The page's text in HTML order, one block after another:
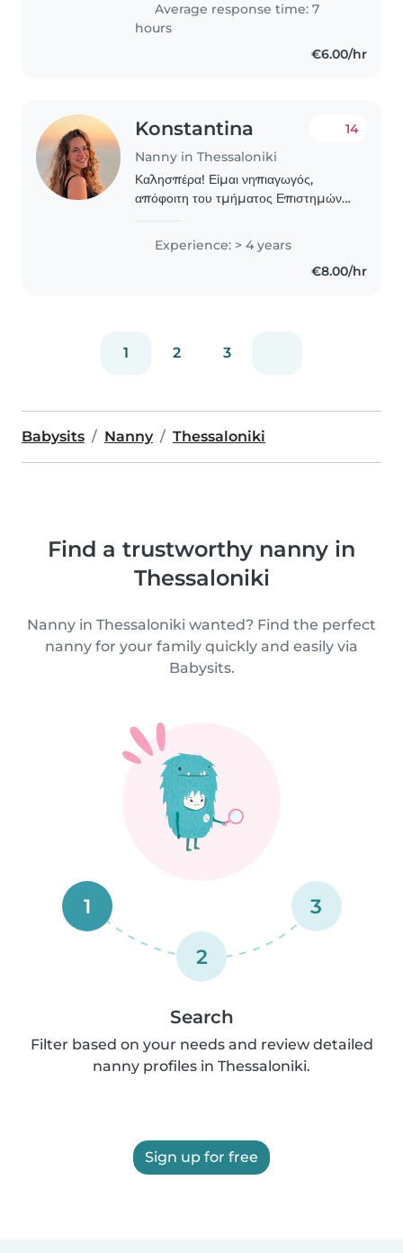
Average response time: 7
hours
€6.00/hr
Konstantina
Nanny in Thessaloniki
14
Καλησπέρα! Είμαι νηπιαγωγός,
απόφοιτη του τμήματος Επιστημών
Εκπαίδευσης στο ΑΠΘ. Με
υπευθυνότητα και αγάπη
Experience: > 4 years
€8.00/hr
1 2 3
Babysits Nanny Thessaloniki
Find a trustworthy nanny in
Thessaloniki
Nanny in Thessaloniki wanted? Find the perfect
nanny for your family quickly and easily via
Babysits.
1
2
3
Search
Filter based on your needs and review detailed
nanny profiles in Thessaloniki.
Sign up for free